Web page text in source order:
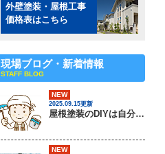
外壁塗装・屋根工事
価格表はこちら
現場ブログ・新着情報
STAFF BLOG
NEW
2025.09.15更新
屋根塗装のDIYは自分でできるの？ / 茨城県常総市・坂東市・守谷市・つくば市・境町の外壁塗装＆屋根専門店
NEW